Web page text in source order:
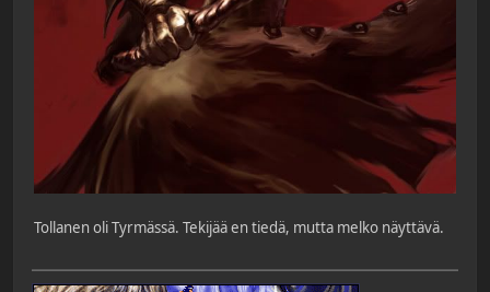
Tollanen oli Tyrmässä. Tekijää en tiedä, mutta melko näyttävä.